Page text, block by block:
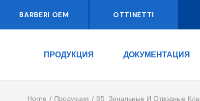
BARBERI OEM OTTINETTI
ПРОДУКЦИЯ ДОКУМЕНТАЦИЯ
Home Продукция B5 Зональные И Отводные